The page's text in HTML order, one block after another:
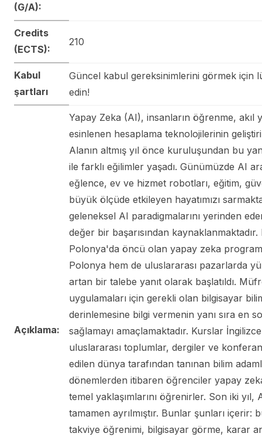
(G/A):
Credits
(ECTS):
210
Kabul
şartları
Güncel kabul gereksinimlerini görmek için
edin!
Açıklama:
Yapay Zeka (AI), insanların öğrenme,
esinlenen hesaplama teknolojilerinin
Alanın altmış yıl önce kuruluşundan bu
ile farklı eğilimler yaşadı. Günümüzde AI
eğlence, ev ve hizmet robotları, eğitim,
büyük ölçüde etkileyen hayatımızı
geleneksel AI paradigmalarını yerinden
değer bir başarısından
Polonya'da öncü olan yapay zeka
Polonya hem de uluslararası pazarlarda
artan bir talebe yanıt olarak başlatıldı.
uygulamaları için gerekli olan bilgisayar
derinlemesine bilgi vermenin yanı sıra en
sağlamayı amaçlamaktadır. Kurslar
uluslararası toplumlar, dergiler ve
edilen dünya tarafından tanınan bilim
dönemlerden itibaren öğrenciler yapay
temel yaklaşımlarını öğrenirler. Son iki yıl,
tamamen ayrılmıştır. Bunlar şunları
takviye öğrenimi, bilgisayar görme, karar